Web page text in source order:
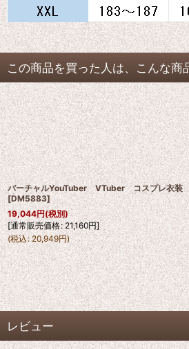
この商品を買った人は、こんな商
バーチャルYouTuber VTuber コスプレ衣装
[DM5883]
19,044円(税別)
[通常販売価格: 21,160円]
(税込: 20,949円)
レビュー